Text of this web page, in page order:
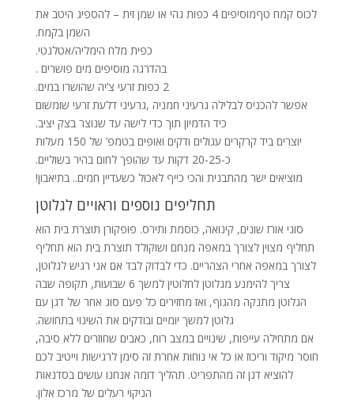
לכוס קמח טףמוסיפים 4 כפות גהי או שמן זית – להספיג היטב את
השמן בקמח.
כפית מלח הימליה/אטלנטי.
בהדרגה מוסיפים מים פושרים .
2 כפות זרעי צ’יה שהושרו במים.
אפשר להכניס לבלילה גרעיני חמניה ,גרעיני דלעת זרעי שומשום
כיד הדמיון תוך כדי לישה עד שנוצר בצק יציב.
יוצרים ביד קרקרים עגולים ודקים ואופים בטמפ’ של 150 מעלות
כ-20-25 דקות עד שהופך לחום בהיר בשוליים.
מוציאים ישר מהתבנית והכי כייף לאכול כשעדיין חמים.. בתיאבון!
תחליפים נוספים וראויים לגלוטן
סוגי אורז שונים, קינואה, כוסמת ותירס. פופקורן תוצרת בית הוא
תחליף מצוין לצורך במאפה מנחם ושוקולד תוצרת בית הוא תחליף
לצורך במאפה אחרי הצהריים. כדי לבדוק לבד אם אני רגיש לגלוטן,
צריך להימנע מגלוטן לחלוטין למשך 6 שבועות, תקופה שבה
הגלוטן מתנקה מהגוף, ואז מחזירים כל פעם סוג אחר של דגן עם
גלוטן למשך יומיים ובודקים את השינוי בתחושה.
אם מתחילה עייפות, שינויים במצב רוח, כאבים שחוזרים ללא סיבה,
חוסר מיקוד וריכוז או כל אי נוחות אחרת זה סימן לרגישות וייטיב לכם
להוציא דגן זה מהתפריט. תהליך דומה אנחנו עושים בסדנאות
הניקוי רעלים של מרכז אלון.